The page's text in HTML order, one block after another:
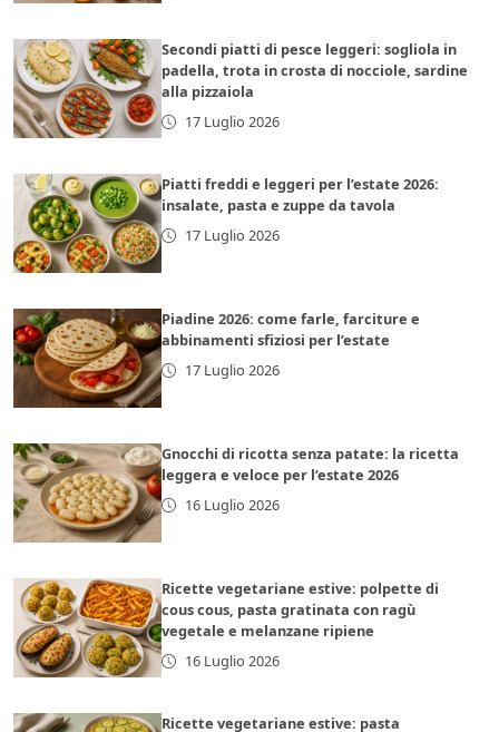
Secondi piatti di pesce leggeri: sogliola in
padella, trota in crosta di nocciole, sardine
alla pizzaiola
17 Luglio 2026
Piatti freddi e leggeri per l’estate 2026:
insalate, pasta e zuppe da tavola
17 Luglio 2026
Piadine 2026: come farle, farciture e
abbinamenti sfiziosi per l’estate
17 Luglio 2026
Gnocchi di ricotta senza patate: la ricetta
leggera e veloce per l’estate 2026
16 Luglio 2026
Ricette vegetariane estive: polpette di
cous cous, pasta gratinata con ragù
vegetale e melanzane ripiene
16 Luglio 2026
Ricette vegetariane estive: pasta